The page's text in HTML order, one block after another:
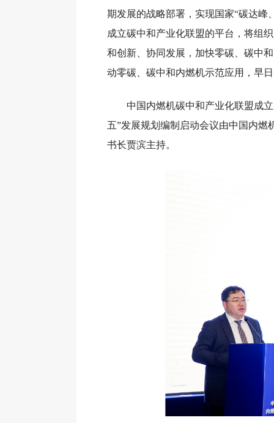
期发展的战略部署，实现国家“碳达峰
成立碳中和产业化联盟的平台，将组
和创新、协同发展，加快零碳、碳中
动零碳、碳中和内燃机示范应用，早
中国内燃机碳中和产业化联盟成
五”发展规划编制启动会议由中国内燃
书长贾滨主持。